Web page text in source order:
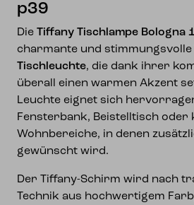
p39
Die Tiffany Tischlampe Bologna
charmante und stimmungsvolle
Tischleuchte, die dank ihrer
überall einen warmen Akzent
Leuchte eignet sich
Fensterbank, Beistelltisch oder
Wohnbereiche, in denen
gewünscht wird.
Der Tiffany-Schirm wird nach
Technik aus hochwertigem